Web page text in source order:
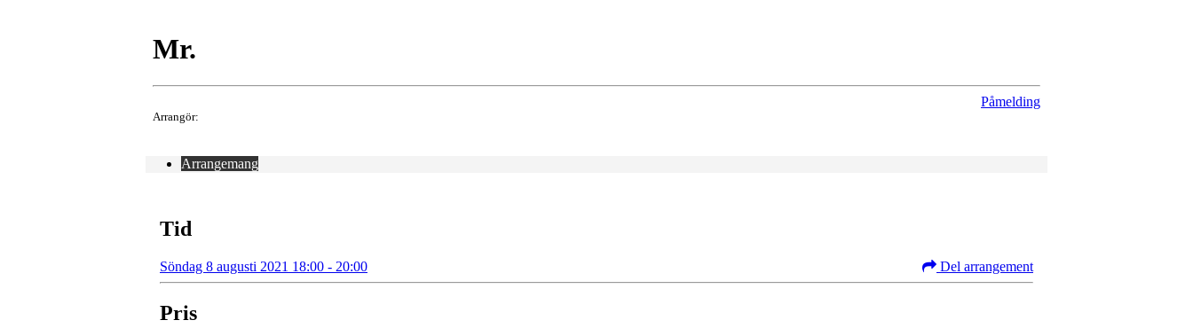
Mr.
Arrangör:
Påmelding
Arrangemang
Tid
Söndag 8 augusti 2021 18:00 - 20:00 Del arrangement
Pris